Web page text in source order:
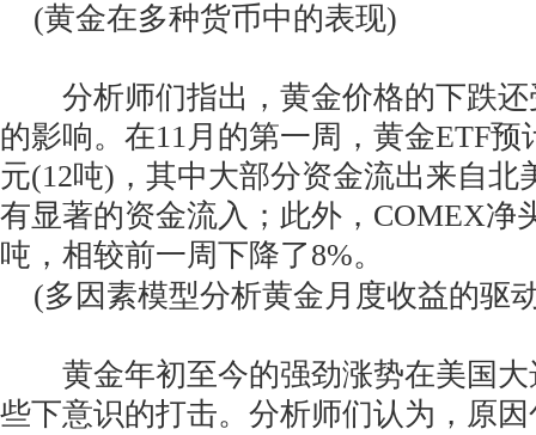
(黄金在多种货币中的表现)
分析师们指出，黄金价格的下跌还
的影响。在11月的第一周，黄金ETF预
元(12吨)，其中大部分资金流出来自北
有显著的资金流入；此外，COMEX净
吨，相较前一周下降了8%。
(多因素模型分析黄金月度收益的驱
黄金年初至今的强劲涨势在美国大
些下意识的打击。分析师们认为，原